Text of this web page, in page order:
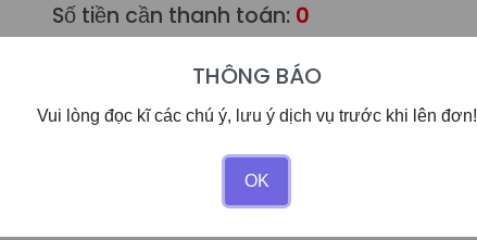
Số tiền cần thanh toán: 0
THÔNG BÁO
Vui lòng đọc kĩ các chú ý, lưu ý dịch vụ trước khi lên đơn!
OK